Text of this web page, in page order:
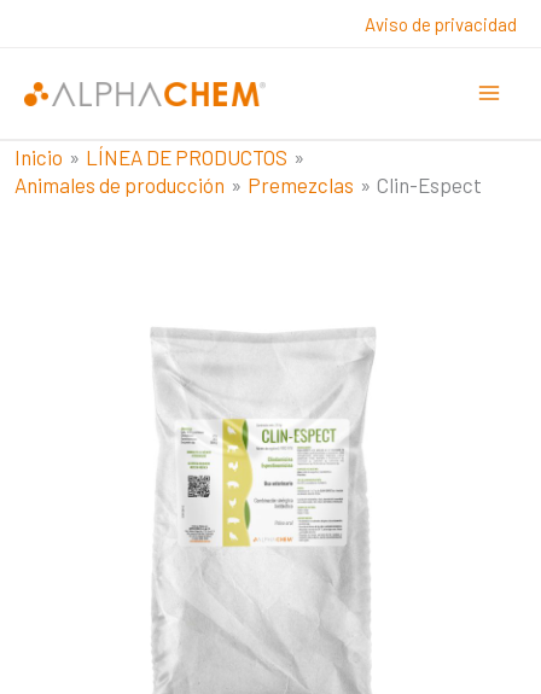
contenido
Aviso de privacidad
Inicio
LÍNEA DE PRODUCTOS
Animales de producción
Premezclas Clin-Espect